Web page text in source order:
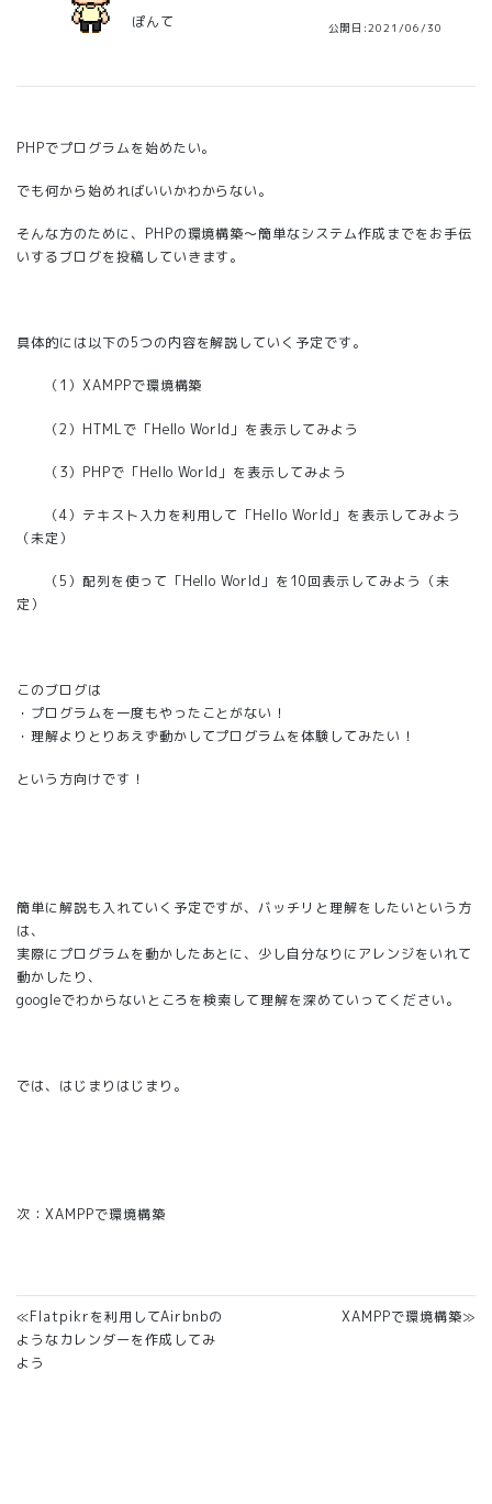
ぽんて 公開日:2021/06/30
PHPでプログラムを始めたい。
でも何から始めればいいかわからない。
そんな方のために、PHPの環境構築～簡単なシステム作成までをお手伝
いするブログを投稿していきます。
具体的には以下の5つの内容を解説していく予定です。
（1） XAMPPで環境構築
（2） HTMLで「Hello World」を表示してみよう
（3） PHPで「Hello World」を表示してみよう
（4）テキスト入力を利用して「Hello World」を表示してみよう
（未定）
（5）配列を使って「Hello World」を10回表示してみよう（未
定）
このブログは
・プログラムを一度もやったことがない！
・理解よりとりあえず動かしてプログラムを体験してみたい！
という方向けです！
簡単に解説も入れていく予定ですが、バッチリと理解をしたいという方
は、
実際にプログラムを動かしたあとに、少し自分なりにアレンジをいれて
動かしたり、
googleでわからないところを検索して理解を深めていってください。
では、はじまりはじまり。
次： XAMPPで環境構築
≪Flatpikrを利用してAirbnbの
ようなカレンダーを作成してみ
よう
XAMPPで環境構築≫